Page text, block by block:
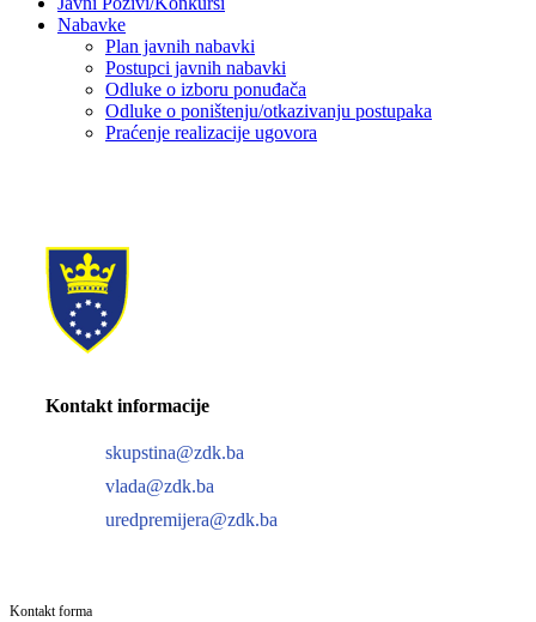
Nabavke
Plan javnih nabavki
Postupci javnih nabavki
Odluke o izboru ponuđača
Odluke o poništenju/otkazivanju postupaka
Praćenje realizacije ugovora
Kontakt informacije
skupstina@zdk.ba
vlada@zdk.ba
uredpremijera@zdk.ba
Kontakt forma